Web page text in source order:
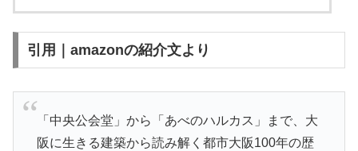
引用｜amazonの紹介文より
「中央公会堂」から「あべのハルカス」まで、大
阪に生きる建築から読み解く都市大阪100年の歴